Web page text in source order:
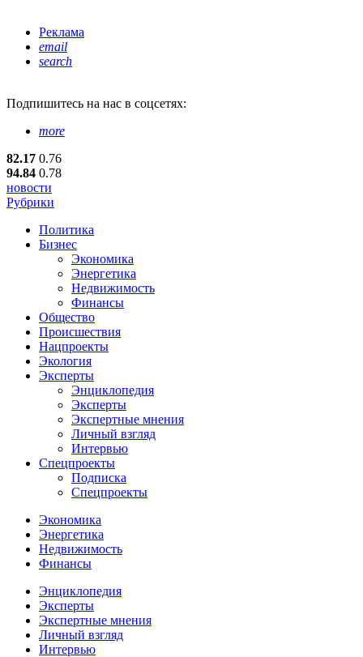
Реклама
email
search
Подпишитесь на нас в соцсетях:
more
82.17 0.76
94.84 0.78
новости
Рубрики
Политика
Бизнес
Экономика
Энергетика
Недвижимость
Финансы
Общество
Происшествия
Нацпроекты
Экология
Эксперты
Энциклопедия
Эксперты
Экспертные мнения
Личный взгляд
Интервью
Спецпроекты
Подписка
Спецпроекты
Экономика
Энергетика
Недвижимость
Финансы
Энциклопедия
Эксперты
Экспертные мнения
Личный взгляд
Интервью